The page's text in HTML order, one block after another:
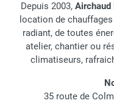
Depuis 2003, Airchaud
location de
radiant, de toutes
atelier, chantier ou
climatiseurs,
35 route de